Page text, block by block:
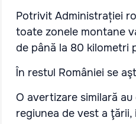
Potrivit Administrației
toate zonele montane
de până la 80 kilometri
În restul României se
O avertizare similară
regiunea de vest a ţării,